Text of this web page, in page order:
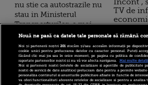
nu stie ca autostrazile nu
stau in Ministerul
Transporturilor, e mai
batran”
Case care stau in calea
autostrazii. Guvernul a
aprobat despagubirile
pentru terenurile de pe
Incont ,
TV de
10
Nouă ne pasă ca datele tale personale să rămână
Noi și partenerii noștri201stocăm și/sau accesăm informații pe
cookie unici pentru prelucrarea datelor cu caracter personal. Puteți
făcând clic mai jos sau în orice moment, pe pagina cu politica de
raportate partenerilor noștri și nu vă vor afecta navigarea.
Mai multe detalii
Noi si partenerii nostri (retelele de socializare si agentiile de publicitate
nostri de servicii de date analitice) prelucram date pentru a permite
personaliza continutul si anunturile publicitare afisate in functie de
va oferi functionalitati aferente retelelor de socializare si pentru a analiza